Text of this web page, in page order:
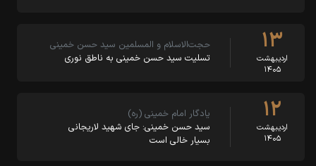
۱۳
اردیبهشت
۱۴۰۵
حجت‌الاسلام و المسلمین سید حسن خمینی
تسلیت سید حسن خمینی به ناطق نوری
۱۲
اردیبهشت
۱۴۰۵
یادگار امام خمینی (ره)
سید حسن خمینی: جای شهید لاریجانی
بسیار خالی است